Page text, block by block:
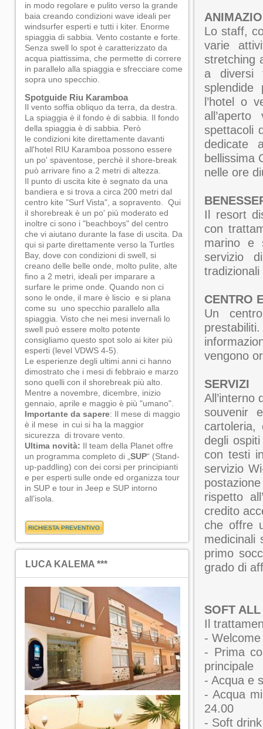
in modo regolare e pulito verso la grande
baia creando condizioni wave ideali per
windsurfer esperti e tutti i kiter. Enorme
spiaggia di sabbia. Vento costante e forte.
Senza swell lo spot è caratterizzato da
acqua piattissima, che permette di correre
in parallelo alla spiaggia e sfrecciare come
sopra uno specchio.
Spotguide Riu Karamboa
Il vento soffia obliquo da terra, da destra.
La spiaggia è il fondo è di sabbia. Il fondo
della spiaggia è di sabbia. Però
le condizioni kite direttamente davanti
all'hotel RIU Karamboa possono essere
un po' spaventose, perchè il shore-break
può arrivare fino a 2 metri di altezza.
Il punto di uscita kite è segnato da una
bandiera e si trova a circa 200 metri dal
centro kite "Surf Vista", a sopravento. Qui
il shorebreak è un po' più moderato ed
inoltre ci sono i "beachboys" del centro
che vi aiutano durante la fase di uscita. Da
qui si parte direttamente verso la Turtles
Bay, dove con condizioni di swell, si
creano delle belle onde, molto pulite, alte
fino a 2 metri, ideali per imparare a
surfare le prime onde. Quando non ci
sono le onde, il mare è liscio e si plana
come su uno specchio parallelo alla
spiaggia. Visto che nei mesi invernali lo
swell può essere molto potente
consigliamo questo spot solo ai kiter più
esperti (level VDWS 4-5).
Le esperienze degli ultimi anni ci hanno
dimostrato che i mesi di febbraio e marzo
sono quelli con il shorebreak più alto.
Mentre a novembre, dicembre, inizio
gennaio, aprile e maggio è più "umano".
Importante da sapere: Il mese di maggio
è il mese in cui si ha la maggior
sicurezza di trovare vento.
Ultima novità: Il team della Planet offre
un programma completo di „ SUP“ (Stand-
up-paddling) con dei corsi per principianti
e per esperti sulle onde ed organizza tour
in SUP e tour in Jeep e SUP intorno
all’isola.
LUCA KALEMA ***
Lo staff,
varie
stretching
a diversi
splendide
l’hotel o
spettacoli
dedicate
bellissima
nelle ore
Il resort
con
marino e
servizio
CENTRO
Un
vengono
SERVIZI
All’interno
souvenir
cartoleria,
degli
con testi
servizio
rispetto
credito
che offre
medicinali
primo
grado di
SOFT
Il
-
- Prima
principale
- Acqua e
- Acqua
24.00
- Soft